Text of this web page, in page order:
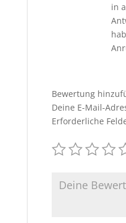
in
Bewertung
Deine E-Mail-
Erforderliche